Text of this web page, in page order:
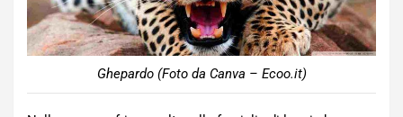
Ghepardo (Foto da Canva – Ecoo.it)